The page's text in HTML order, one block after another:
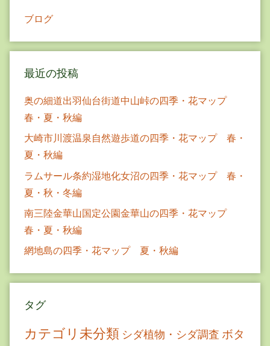
ブログ
最近の投稿
奥の細道出羽仙台街道中山峠の四季・花マップ
春・夏・秋編
大崎市川渡温泉自然遊歩道の四季・花マップ 春・
夏・秋編
ラムサール条約湿地化女沼の四季・花マップ 春・
夏・秋・冬編
南三陸金華山国定公園金華山の四季・花マップ
春・夏・秋編
網地島の四季・花マップ 夏・秋編
タグ
カテゴリ未分類 シダ植物・シダ調査 ボタ